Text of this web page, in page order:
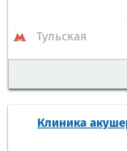
Тульская
Клиника